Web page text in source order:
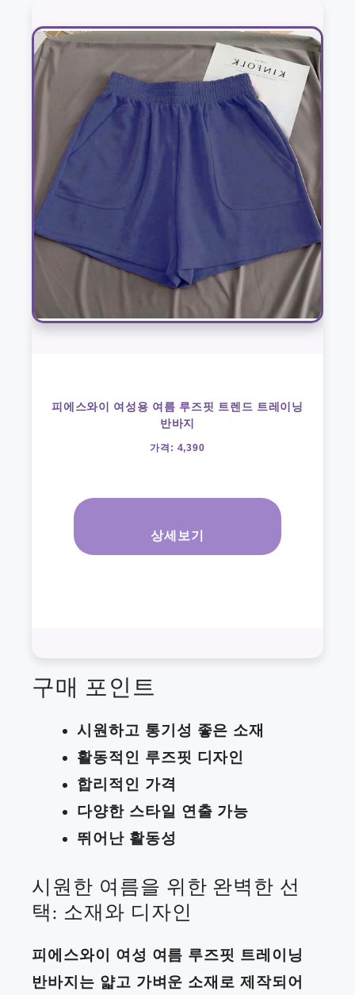
피에스와이 여성용 여름 루즈핏 트렌드 트레이닝
반바지
가격: 4,390
상세보기
구매 포인트
시원하고 통기성 좋은 소재
활동적인 루즈핏 디자인
합리적인 가격
다양한 스타일 연출 가능
뛰어난 활동성
시원한 여름을 위한 완벽한 선
택: 소재와 디자인
피에스와이 여성 여름 루즈핏 트레이닝
반바지는 얇고 가벼운 소재로 제작되어